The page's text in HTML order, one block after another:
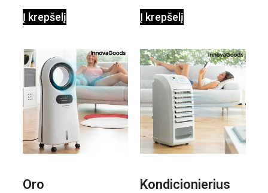
0,35 L 3 Bar
1000W
Į krepšelį
Shiatsu
Į krepšelį
Oro
Kondicionierius